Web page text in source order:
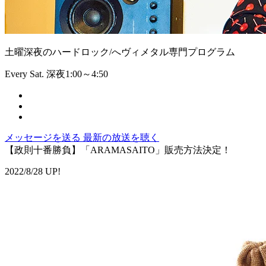
土曜深夜のハードロック/へヴィメタル専門プログラム
Every Sat. 深夜1:00～4:50
メッセージを送る 最新の放送を聴く
【政則十番勝負】「ARAMASAITO」販売方法決定！
2022/8/28 UP!